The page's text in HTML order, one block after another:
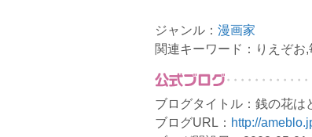
ジャンル： 漫画家
関連キーワード：りえぞお
ブログタイトル：銭の花は
ブログURL： http://